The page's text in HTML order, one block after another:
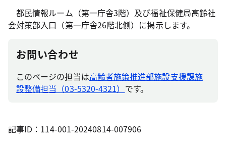
都民情報ルーム（第一庁舎3階）及び福祉保健局高齢社
会対策部入口（第一庁舎26階北側）に掲示します。
お問い合わせ
このページの担当は高齢者施策推進部施設支援課施
設整備担当（03-5320-4321） です。
記事ID：114-001-20240814-007906